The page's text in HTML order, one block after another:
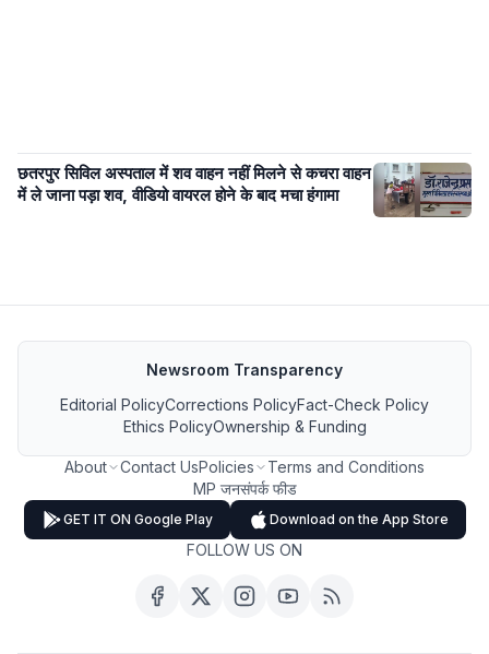
छतरपुर सिविल अस्पताल में शव वाहन नहीं मिलने से कचरा वाहन
में ले जाना पड़ा शव, वीडियो वायरल होने के बाद मचा हंगामा
Newsroom Transparency
Editorial PolicyCorrections PolicyFact-Check Policy
Ethics PolicyOwnership & Funding
About Contact UsPolicies
Terms and Conditions
MP जनसंपर्क फीड
GET IT ON Google Play Download on the App Store
FOLLOW US ON